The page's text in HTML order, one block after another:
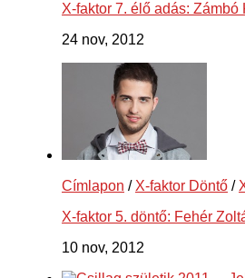
X-faktor 7. élő adás: Zámbó
24 nov, 2012
Címlapon / X-faktor Döntő /
X-faktor 5. döntő: Fehér
10 nov, 2012